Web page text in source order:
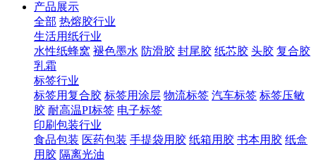
产品展示
全部 热熔胶行业
生活用纸行业
水性纸蜂窝 褪色墨水 防滑胶 封尾胶 纸芯胶 头胶 复合胶
乳霜
标签行业
标签用复合胶 标签用涂层 物流标签 汽车标签 标签压敏
胶 耐高温PI标签 电子标签
印刷包装行业
食品包装 医药包装 手提袋用胶 纸箱用胶 书本用胶 纸盒
用胶 隔离光油